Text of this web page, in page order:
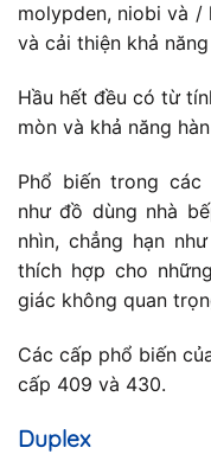
molypden, niobi và
và cải thiện khả
Hầu hết đều có từ
mòn và khả năng
Phổ biến trong các
như đồ dùng nhà
nhìn, chẳng hạn
thích hợp cho
giác không quan
Các cấp phổ biến
cấp 409 và 430.
Duplex